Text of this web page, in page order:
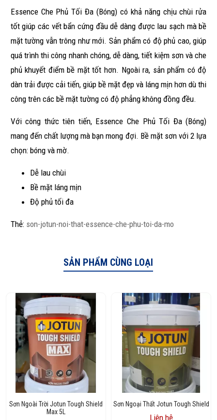
Essence Che Phủ Tối Đa (Bóng) có khả năng chịu chùi rửa
tốt giúp các vết bẩn cứng đầu dễ dàng được lau sạch mà bề
mặt tường vẫn trông như mới. Sản phẩm có độ phủ cao, giúp
quá trình thi công nhanh chóng, dễ dàng, tiết kiệm sơn và che
phủ khuyết điểm bề mặt tốt hơn. Ngoài ra, sản phẩm có độ
dàn trải được cải tiến, giúp bề mặt đẹp và láng mịn hơn dù thi
công trên các bề mặt tường có độ phẳng không đồng đều.
Với công thức tiên tiến, Essence Che Phủ Tối Đa (Bóng)
mang đến chất lượng mà bạn mong đợi. Bề mặt sơn với 2 lựa
chọn: bóng và mờ.
Dễ lau chùi
Bề mặt láng mịn
Độ phủ tối đa
Thẻ: son-jotun-noi-that-essence-che-phu-toi-da-mo
SẢN PHẨM CÙNG LOẠI
Sơn Ngoài Trời Jotun Tough Shield
Max 5L
Sơn Ngoại Thất Jotun Tough Shield
Liên hệ